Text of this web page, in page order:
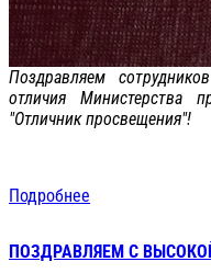
Поздравляем
отличия Министерства
"Отличник просвещения"!
Подробнее
ПОЗДРАВЛЯЕМ С